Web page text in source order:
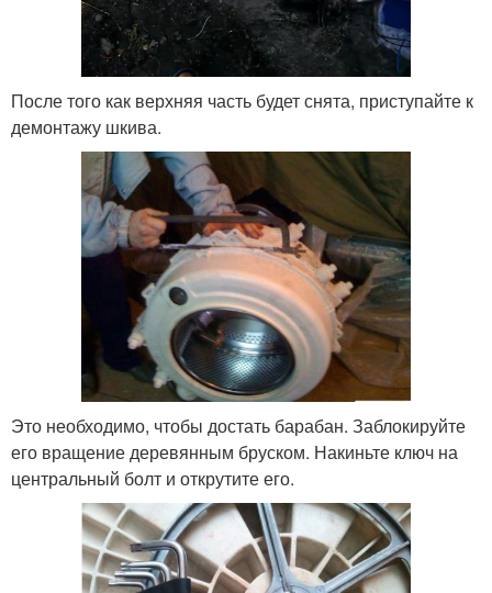
После того как верхняя часть будет снята, приступайте к
демонтажу шкива.
Это необходимо, чтобы достать барабан. Заблокируйте
его вращение деревянным бруском. Накиньте ключ на
центральный болт и открутите его.